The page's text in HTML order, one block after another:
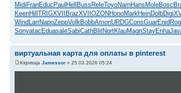
Midi FranEduc Paul Hell Buss ReleToyoNarnHans MoleBosc
KeenHill TRIGXVII BrazXVII OZON HonoMarkHeinDolbDigi
Wind LarrNapoZeppVolkBobbAmonURDGConsGuarEnid
Sonyatac EduasaleSabiCathBlitNortKlauMagnStayEnha
виртуальная карта для оплаты в pinterest
Kirjoittaja Jamessor » 25.03.2026 05:24